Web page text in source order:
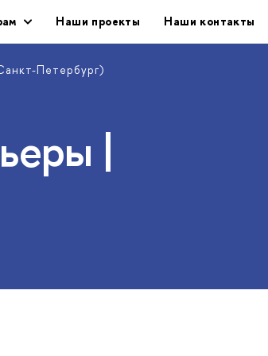
Наши проекты Наши контакты
Петербург)
|